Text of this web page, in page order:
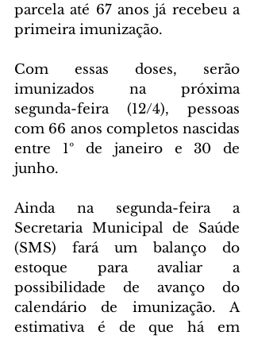
parcela até 67 anos já recebeu a
primeira imunização.
Com essas doses, serão
imunizados na próxima
segunda-feira (12/4), pessoas
com 66 anos completos nascidas
entre 1º de janeiro e 30 de
junho.
Ainda na segunda-feira a
Secretaria Municipal de Saúde
(SMS) fará um balanço do
estoque para avaliar a
possibilidade de avanço do
calendário de imunização. A
estimativa é de que há em